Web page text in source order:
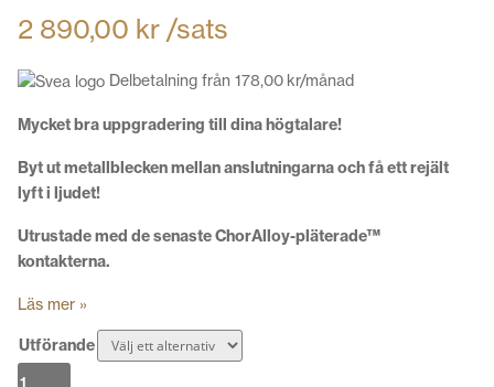
2 890,00 kr /sats
Delbetalning från 178,00 kr/månad
Mycket bra uppgradering till dina högtalare!
Byt ut metallblecken mellan anslutningarna och få ett rejält
lyft i ljudet!
Utrustade med de senaste ChorAlloy-pläterade™
kontakterna.
Läs mer »
Utförande
Chord